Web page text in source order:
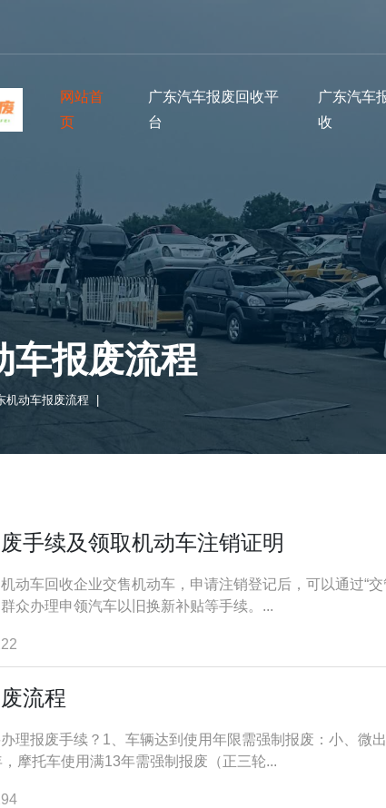
网站首
页
广东汽车报废回收平
台
广东汽车
收
车报废流程
机动车报废流程
手续及领取机动车注销证明
动车回收企业交售机动车，申请注销登记后，可以通过“
众办理申领汽车以旧换新补贴等手续。...
流程
理报废手续？1、车辆达到使用年限需强制报废：小、
摩托车使用满13年需强制报废（正三轮...